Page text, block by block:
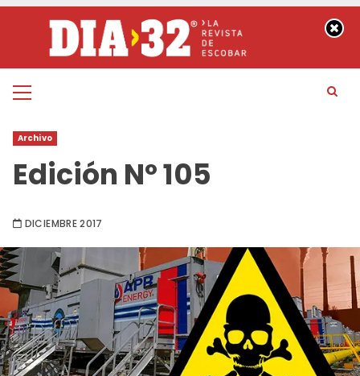
contenido
Menú
Archivo
Edición Nº 105
DICIEMBRE 2017